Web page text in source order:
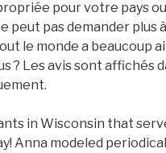
pour votre pays
peut pas demander plus
le monde a beaucoup
? Les avis sont affichés
in Wisconsin that
Anna modeled